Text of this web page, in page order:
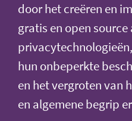
door het creëren en
gratis en open
hun onbeperkte
en het vergroten van
en algemene begrip